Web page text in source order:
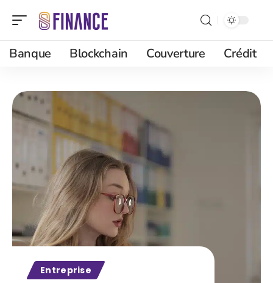
Banque Blockchain Couverture Crédit
Entreprise